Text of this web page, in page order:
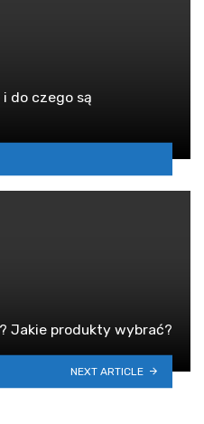
do czego są
Jakie produkty wybrać?
NEXT ARTICLE